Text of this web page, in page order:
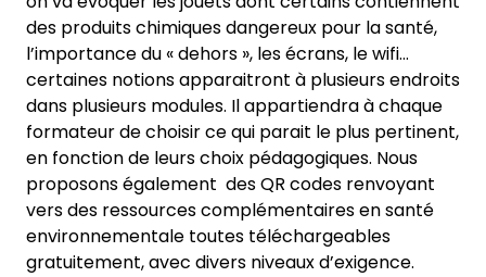
des produits chimiques dangereux pour la santé,
l’importance du « dehors », les écrans, le wifi…
certaines notions apparaitront à plusieurs endroits
dans plusieurs modules. Il appartiendra à chaque
formateur de choisir ce qui parait le plus pertinent,
en fonction de leurs choix pédagogiques. Nous
proposons également des QR codes renvoyant
vers des ressources complémentaires en santé
environnementale toutes téléchargeables
gratuitement, avec divers niveaux d’exigence.